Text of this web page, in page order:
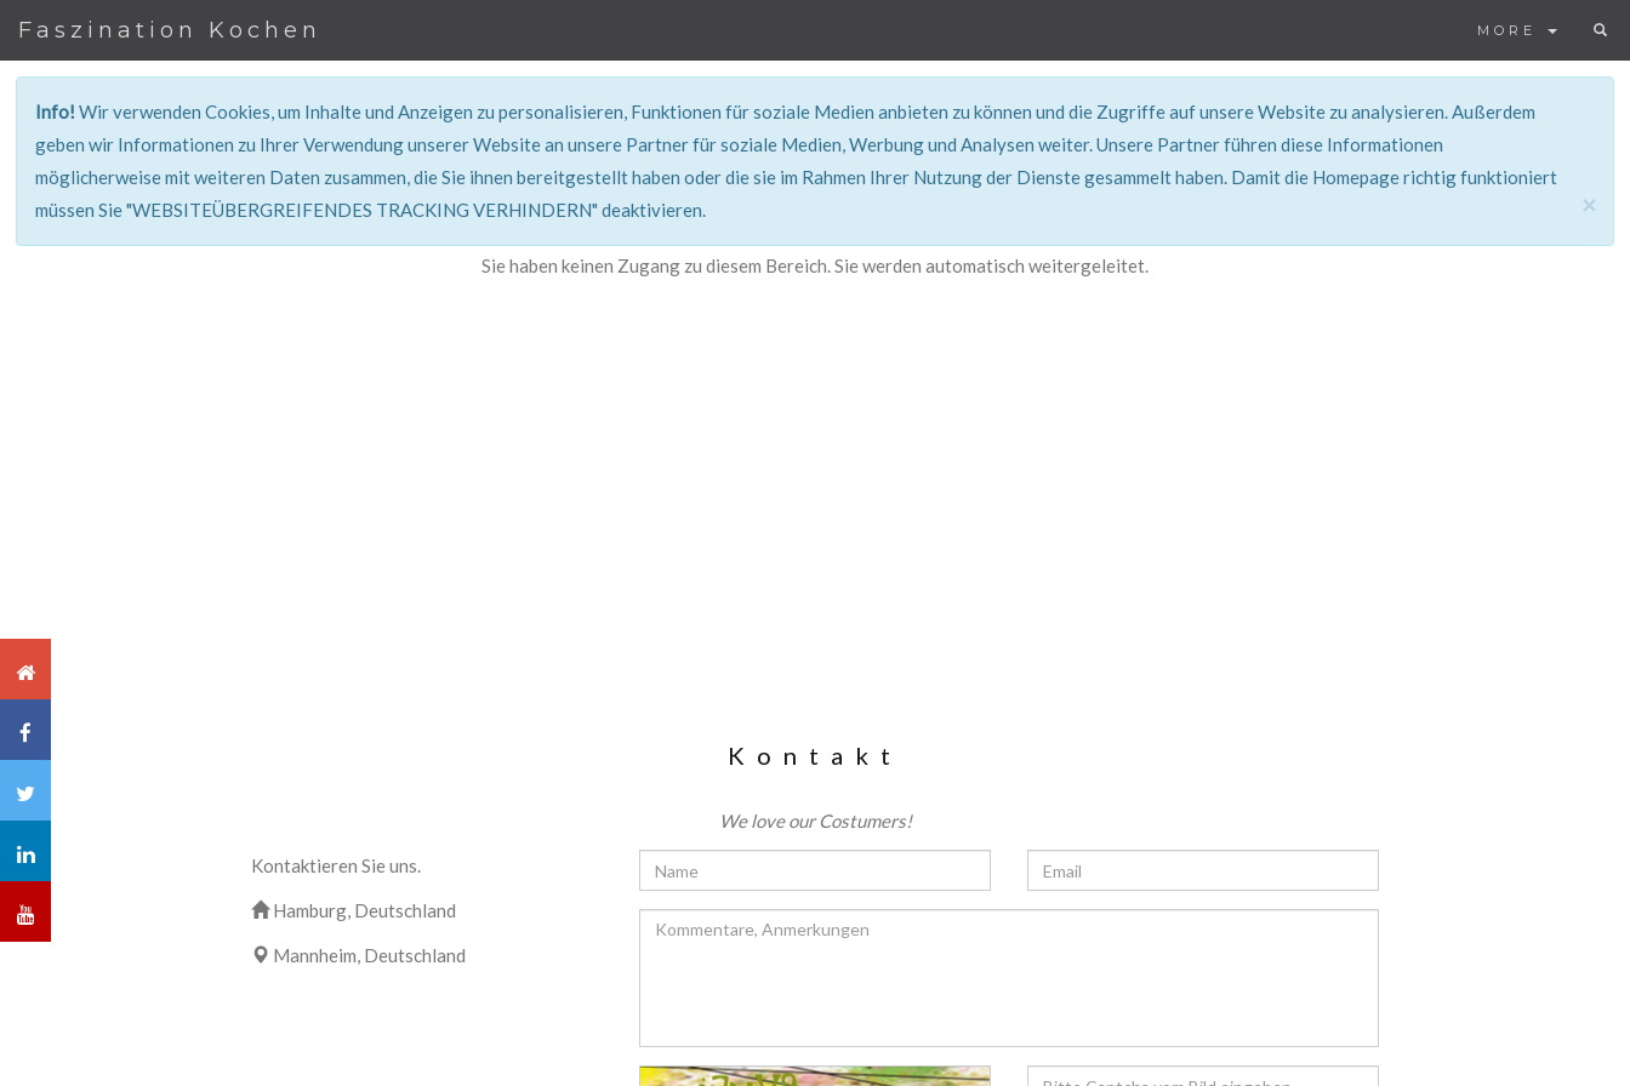
Faszination Kochen MORE
Info!Wir verwenden Cookies, um Inhalte und Anzeigen zu personalisieren, Funktionen für soziale Medien anbieten zu können und die Zugriffe auf unsere Website zu analysieren. Außerdem
geben wir Informationen zu Ihrer Verwendung unserer Website an unsere Partner für soziale Medien, Werbung und Analysen weiter. Unsere Partner führen diese Informationen
möglicherweise mit weiteren Daten zusammen, die Sie ihnen bereitgestellt haben oder die sie im Rahmen Ihrer Nutzung der Dienste gesammelt haben. Damit die Homepage richtig funktioniert
müssen Sie "WEBSITEÜBERGREIFENDES TRACKING VERHINDERN" deaktivieren.
×
401, Nicht Erlaubt
Sie haben keinen Zugang zu diesem Bereich. Sie werden automatisch weitergeleitet.
Kontakt
We love our Costumers!
Kontaktieren Sie uns.
Hamburg, Deutschland
Mannheim, Deutschland